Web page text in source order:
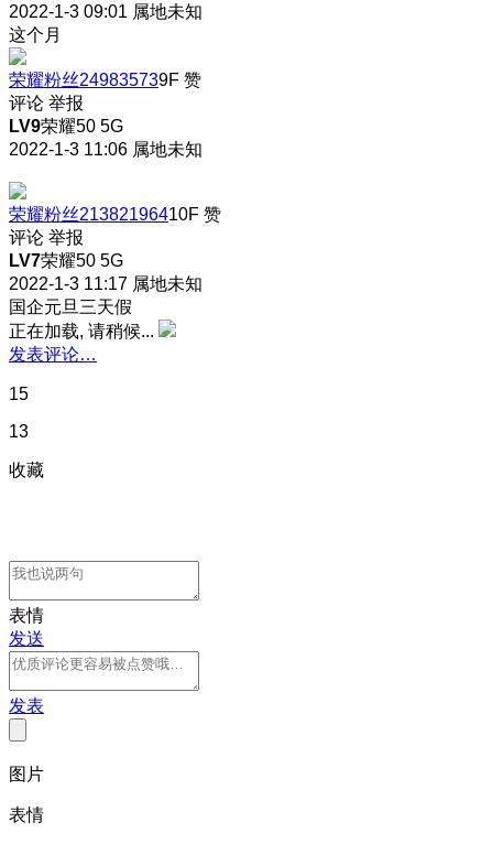
2022-1-3 09:01 属地未知
这个月
荣耀粉丝249835739F 赞
评论 举报
LV9荣耀50 5G
2022-1-3 11:06 属地未知
荣耀粉丝21382196410F 赞
评论 举报
LV7荣耀50 5G
2022-1-3 11:17 属地未知
国企元旦三天假
正在加载, 请稍候...
发表评论…
15
13
收藏
表情
发送
发表
图片
表情